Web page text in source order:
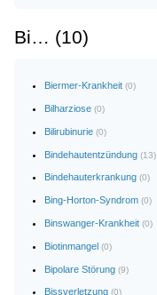
Bi… (10)
Biermer-Krankheit (0)
Bilharziose (0)
Bilirubinurie (0)
Bindehautentzündung (13)
Bindehauterkrankung (0)
Bing-Horton-Syndrom (0)
Binswanger-Krankheit (0)
Biotinmangel (0)
Bipolare Störung (9)
Bissverletzung (0)